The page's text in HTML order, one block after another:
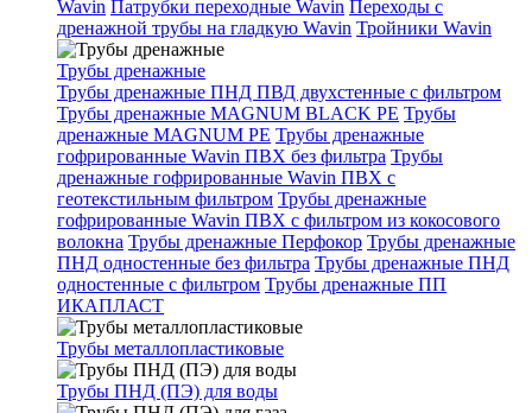
Wavin Патрубки переходные Wavin Переходы с
дренажной трубы на гладкую Wavin Тройники Wavin
Трубы дренажные
Трубы дренажные ПНД ПВД двухстенные с фильтром
Трубы дренажные MAGNUM BLACK PE Трубы
дренажные MAGNUM PE Трубы дренажные
гофрированные Wavin ПВХ без фильтра Трубы
дренажные гофрированные Wavin ПВХ с
геотекстильным фильтром Трубы дренажные
гофрированные Wavin ПВХ с фильтром из кокосового
волокна Трубы дренажные Перфокор Трубы дренажные
ПНД одностенные без фильтра Трубы дренажные ПНД
одностенные с фильтром Трубы дренажные ПП
ИКАПЛАСТ
Трубы металлопластиковые
Трубы ПНД (ПЭ) для воды